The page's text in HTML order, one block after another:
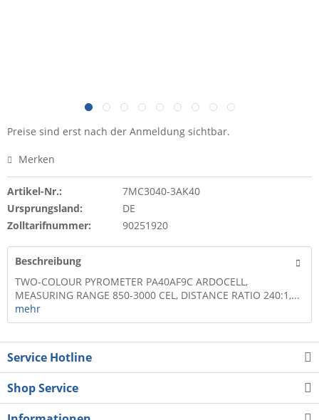
Preise sind erst nach der Anmeldung sichtbar.
Merken
Artikel-Nr.:
7MC3040-3AK40
Ursprungsland:
DE
Zolltarifnummer:
90251920
Beschreibung
TWO-COLOUR PYROMETER PA40AF9C ARDOCELL,
MEASURING RANGE 850-3000 CEL, DISTANCE RATIO 240:1,...
mehr
Service Hotline
Shop Service